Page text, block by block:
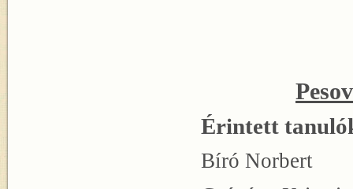
Érintett
Bíró